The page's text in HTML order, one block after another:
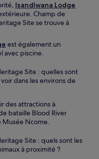
Isandlwana Lodge
Champ de
Site se trouve à
est également un
avec piscine.
Site : quelles sont
dans les environs de
des attractions à
bataille Blood River
Musée Ncome.
Site : quels sont les
à proximité ?